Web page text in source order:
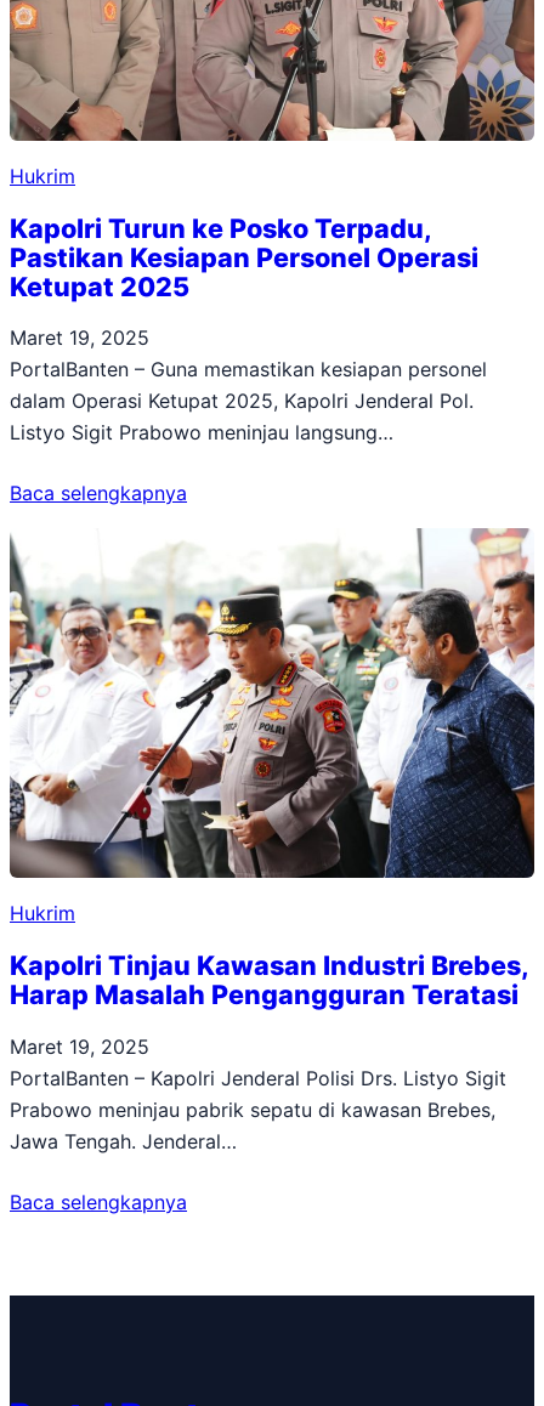
Hukrim
Kapolri Turun ke Posko Terpadu,
Pastikan Kesiapan Personel Operasi
Ketupat 2025
Maret 19, 2025
PortalBanten – Guna memastikan kesiapan personel
dalam Operasi Ketupat 2025, Kapolri Jenderal Pol.
Listyo Sigit Prabowo meninjau langsung…
Baca selengkapnya
Hukrim
Kapolri Tinjau Kawasan Industri Brebes,
Harap Masalah Pengangguran Teratasi
Maret 19, 2025
PortalBanten – Kapolri Jenderal Polisi Drs. Listyo Sigit
Prabowo meninjau pabrik sepatu di kawasan Brebes,
Jawa Tengah. Jenderal…
Baca selengkapnya